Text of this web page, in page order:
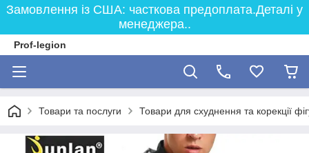
Замовлення із США: часткова предоплата.Деталі у
менеджера..
Prof-legion
Товари та послуги Товари для схуднення та корекції